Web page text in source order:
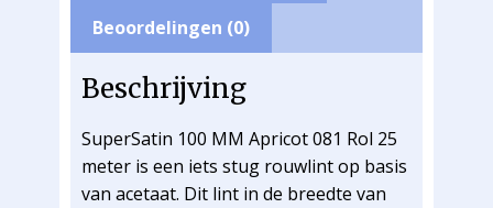
Beoordelingen (0)
Beschrijving
SuperSatin 100 MM Apricot 081 Rol 25
meter is een iets stug rouwlint op basis
van acetaat. Dit lint in de breedte van